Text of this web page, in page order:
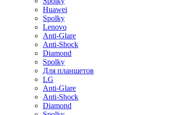
Huawei
Spolky
Lenovo
Anti-Glare
Anti-Shock
Diamond
Spolky
Для планшетов
LG
Anti-Glare
Anti-Shock
Diamond